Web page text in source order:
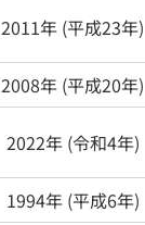
2011年 (平成23年)
2008年 (平成20年)
2022年 (令和4年)
1994年 (平成6年)